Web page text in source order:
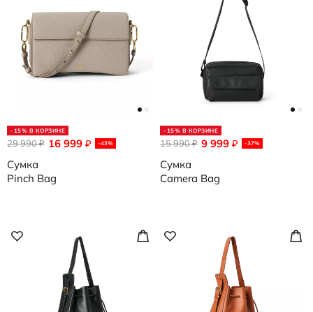
-15% В КОРЗИНЕ
16 999 ₽ -43%
29 990₽
Сумка
Pinch Bag
-15% В КОРЗИНЕ
9 999 ₽ -37%
15 990₽
Сумка
Camera Bag